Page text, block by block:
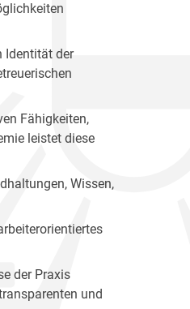
Identität der
Fähigkeiten,
leistet diese
Wissen,
der Praxis
und